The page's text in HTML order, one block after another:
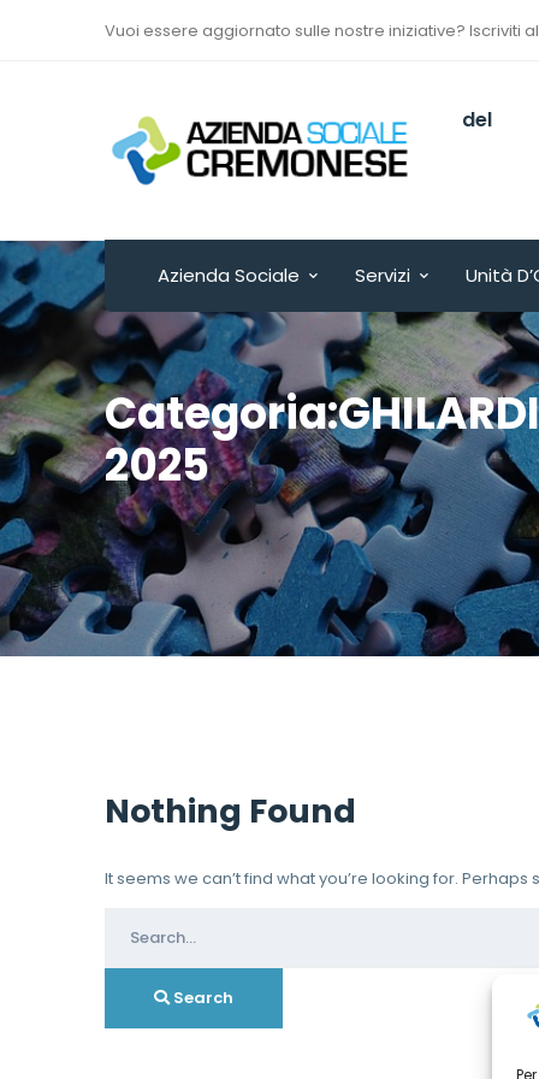
Vuoi essere aggiornato sulle nostre iniziative? Iscriviti
Via Sant’Antonio del
Fuoco n. 9/A
Cremona - ITALY
Azienda Sociale Servizi Unità
2025
Nothing Found
It seems we can’t find what you’re looking for.
for:
Search